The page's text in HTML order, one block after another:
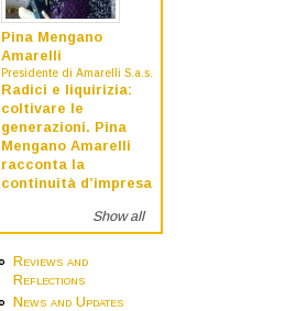
Pina Mengano
Amarelli
Presidente di Amarelli S.a.s.
Radici e liquirizia:
coltivare le
generazioni. Pina
Mengano Amarelli
racconta la
continuità d’impresa
Show all
Reviews and
Reflections
News and Updates